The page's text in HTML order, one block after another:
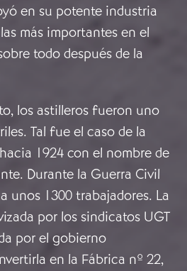
en su potente industria
más importantes en el
todo después de la
los astilleros fueron uno
Tal fue el caso de la
1924 con el nombre de
Durante la Guerra Civil
unos 1300 trabajadores. La
por los sindicatos UGT
por el gobierno
en la Fábrica nº 22,